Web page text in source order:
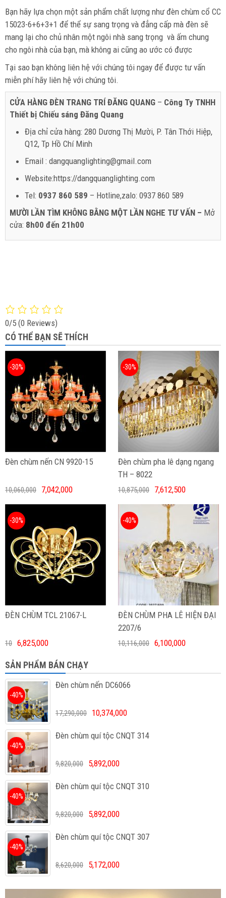
Bạn hãy lựa chọn một sản phẩm chất lượng như đèn chùm cổ CC
15023-6+6+3+1 để thể sự sang trọng và đẳng cấp mà đèn sẽ
mang lại cho chủ nhân một ngôi nhà sang trọng và ấm chung
cho ngôi nhà của bạn, mà không ai cũng ao ước có được
Tại sao bạn không liên hệ với chúng tôi ngay để được tư vấn
miễn phí hãy liên hệ với chúng tôi.
CỬA HÀNG ĐÈN TRANG TRÍ ĐĂNG QUANG – Công Ty TNHH
Thiết bị Chiếu sáng Đăng Quang
Địa chỉ cửa hàng: 280 Dương Thị Mười, P. Tân Thới Hiệp,
Q12, Tp Hồ Chí Minh
Email : dangquanglighting@gmail.com
Website:https://dangquanglighting.com
Tel: 0937 860 589 – Hotline,zalo: 0937 860 589
MƯỜI LẦN TÌM KHÔNG BẰNG MỘT LẦN NGHE TƯ VẤN – Mở
cửa: 8h00 đến 21h00
0/5 (0 Reviews)
CÓ THỂ BẠN SẼ THÍCH
Đèn chùm nến CN 9920-15
-30%
10,060,000 7,042,000
Đèn chùm pha lê dạng ngang
TH – 8022
-30%
10,875,000 7,612,500
ĐÈN CHÙM TCL 21067-L
-30%
10 6,825,000
ĐÈN CHÙM PHA LÊ HIỆN ĐẠI
2207/6
-40%
10,116,000 6,100,000
SẢN PHẨM BÁN CHẠY
Đèn chùm nến DC6066
-40%
17,290,000 10,374,000
Đèn chùm quí tộc CNQT 314
-40%
9,820,000 5,892,000
Đèn chùm quí tộc CNQT 310
-40%
9,820,000 5,892,000
Đèn chùm quí tộc CNQT 307
-40%
8,620,000 5,172,000